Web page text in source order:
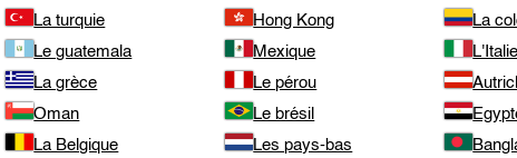
La turquie
Hong Kong La
Le guatemala
Mexique L'Italie
La grèce
Le pérou
Oman
Le brésil
La Belgique
Les pays-bas